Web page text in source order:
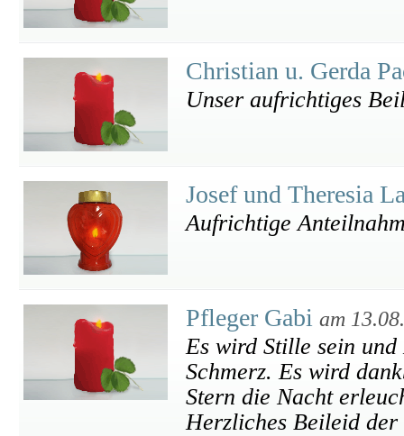
Christian u. Gerda
Unser aufrichtiges
Josef und Theresia
Aufrichtige
Pfleger Gabi am
Es wird Stille sein
Schmerz. Es wird
Stern die Nacht
Herzliches Beileid